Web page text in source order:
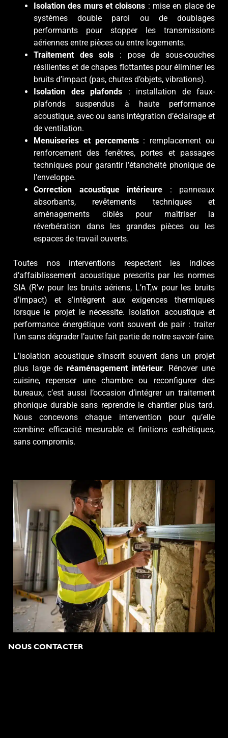
Isolation des murs et cloisons : mise en place de
systèmes double paroi ou de doublages
performants pour stopper les transmissions
aériennes entre pièces ou entre logements.
Traitement des sols : pose de sous-couches
résilientes et de chapes flottantes pour éliminer les
bruits d’impact (pas, chutes d’objets, vibrations).
Isolation des plafonds : installation de faux-
plafonds suspendus à haute performance
acoustique, avec ou sans intégration d’éclairage et
de ventilation.
Menuiseries et percements: remplacement ou
renforcement des fenêtres, portes et passages
techniques pour garantir l’étanchéité phonique de
l’enveloppe.
Correction acoustique intérieure : panneaux
absorbants, revêtements techniques et
aménagements ciblés pour maîtriser la
réverbération dans les grandes pièces ou les
espaces de travail ouverts.
Toutes nos interventions respectent les indices
d’affaiblissement acoustique prescrits par les normes
SIA (R’w pour les bruits aériens, L’nT,w pour les bruits
d’impact) et s’intègrent aux exigences thermiques
lorsque le projet le nécessite. Isolation acoustique et
performance énergétique vont souvent de pair : traiter
l’un sans dégrader l’autre fait partie de notre savoir-faire.
L’isolation acoustique s’inscrit souvent dans un projet
plus large de réaménagement intérieur. Rénover une
cuisine, repenser une chambre ou reconfigurer des
bureaux, c’est aussi l’occasion d’intégrer un traitement
phonique durable sans reprendre le chantier plus tard.
Nous concevons chaque intervention pour qu’elle
combine efficacité mesurable et finitions esthétiques,
sans compromis.
NOUS CONTACTER